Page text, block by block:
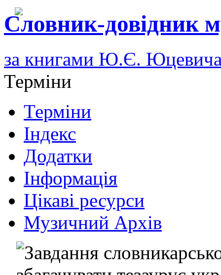
Словник-довідник
за книгами Ю.Є.
Терміни
Терміни
Індекс
Додатки
Інформація
Цікаві ресурси
Музичний Архів